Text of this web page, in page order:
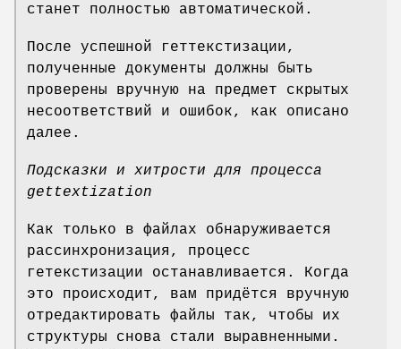
станет полностью автоматической.
После успешной геттекстизации,
полученные документы должны быть
проверены вручную на предмет скрытых
несоответствий и ошибок, как описано
далее.
Подсказки и хитрости для процесса
gettextization
Как только в файлах обнаруживается
рассинхронизация, процесс
гетекстизации останавливается. Когда
это происходит, вам придётся вручную
отредактировать файлы так, чтобы их
структуры снова стали выравненными.